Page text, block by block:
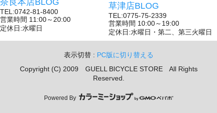
TEL:0742-81-8400
営業時間 11:00～20:00
定休日:水曜日
草津店BLOG
TEL:0775-75-2339
営業時間 10:00～19:00
定休日:水曜日・第二、第三火曜日
表示切替 : PC版に切り替える
Copyright (C) 2009 GUELL BICYCLE STORE All Rights
Reserved.
Powered By